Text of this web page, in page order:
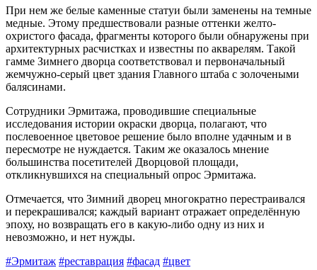
При нем же белые каменные статуи были заменены на темные
медные. Этому предшествовали разные оттенки желто-
охристого фасада, фрагменты которого были обнаружены при
архитектурных расчистках и известны по акварелям. Такой
гамме Зимнего дворца соответствовал и первоначальный
жемчужно-серый цвет здания Главного штаба с золочеными
балясинами.
Сотрудники Эрмитажа, проводившие специальные
исследования истории окраски дворца, полагают, что
послевоенное цветовое решение было вполне удачным и в
пересмотре не нуждается. Таким же оказалось мнение
большинства посетителей Дворцовой площади,
откликнувшихся на специальный опрос Эрмитажа.
Отмечается, что Зимний дворец многократно перестраивался
и перекрашивался; каждый вариант отражает определённую
эпоху, но возвращать его в какую-либо одну из них и
невозможно, и нет нужды.
#Эрмитаж #реставрация #фасад #цвет